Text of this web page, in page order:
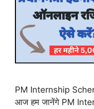
PM Internship
आज हम जानेंगे PM